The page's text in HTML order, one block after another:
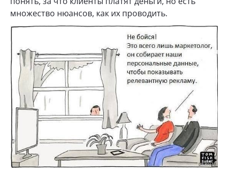
множество нюансов, как их проводить.